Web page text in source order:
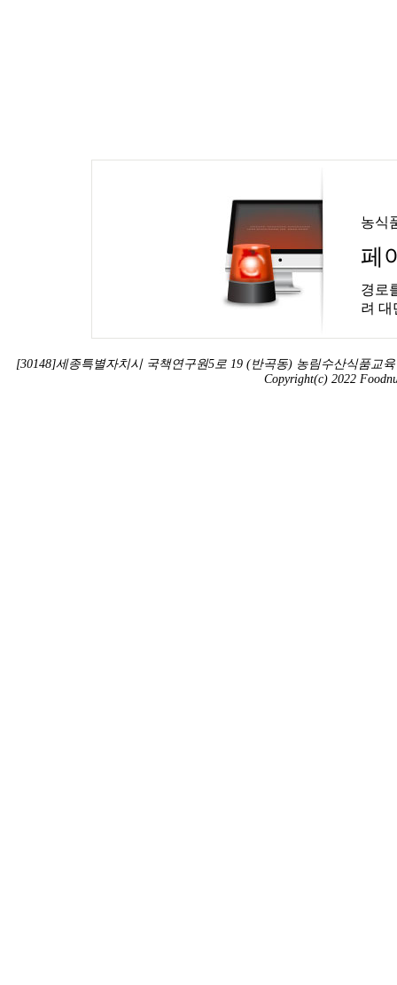
농식
페
경로
려 대
[30148]세종특별자치시 국책연구원5로 19 (반곡동) 농림수산식품교
Copyright(c) 2022